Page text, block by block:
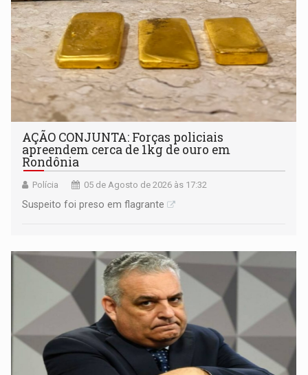
AÇÃO CONJUNTA: Forças policiais
apreendem cerca de 1kg de ouro em
Rondônia
Polícia 05 de Agosto de 2026 às 17:32
Suspeito foi preso em flagrante